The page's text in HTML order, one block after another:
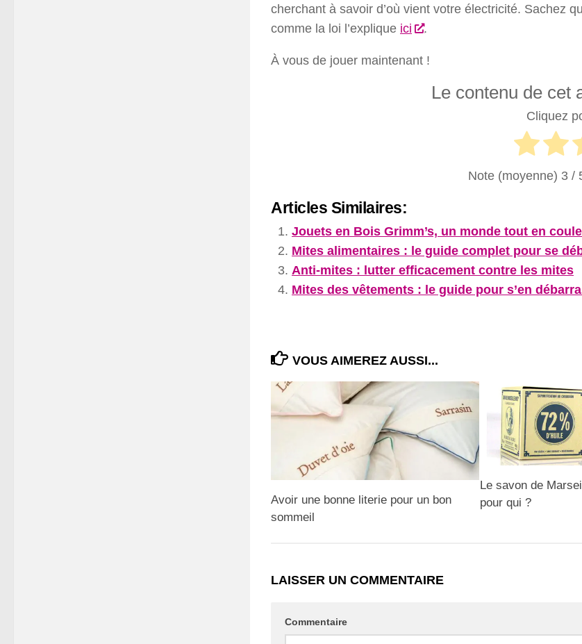
cherchant à savoir d’où vient votre électricité. Sachez
comme la loi l’explique ici .
À vous de jouer maintenant !
Le contenu de cet
Cliquez
Note (moyenne) 3 /
Articles Similaires:
Jouets en Bois Grimm’s, un monde tout en
Mites alimentaires : le guide complet pour se
Anti-mites : lutter efficacement contre les mites
Mites des vêtements : le guide pour s’en
VOUS AIMEREZ AUSSI...
Avoir une bonne literie pour un bon
sommeil
Le savon de
pour qui ?
LAISSER UN COMMENTAIRE
Commentaire